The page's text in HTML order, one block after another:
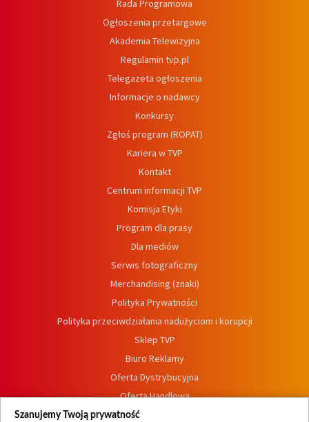
Rada Programowa
Ogłoszenia przetargowe
Akademia Telewizyjna
Regulamin tvp.pl
Telegazeta ogłoszenia
Informacje o nadawcy
Konkursy
Zgłoś program (ROPAT)
Kariera w TVP
Kontakt
Centrum informacji TVP
Komisja Etyki
Program dla prasy
Dla mediów
Serwis fotograficzny
Merchandising (znaki)
Polityka Prywatności
Polityka przeciwdziałania nadużyciom i korupcji
Sklep TVP
Biuro Reklamy
Oferta Dystrybucyjna
Oferta Handlowa
Dostępność
Szanujemy Twoją prywatność